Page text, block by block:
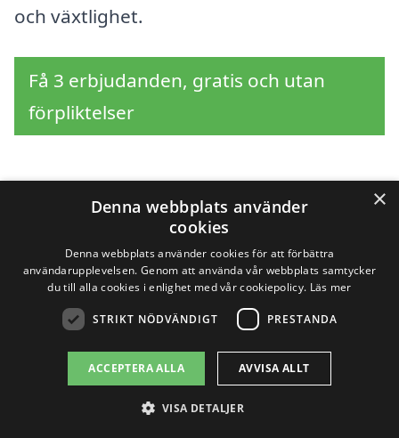
och växtlighet.
Få 3 erbjudanden, gratis och utan
förpliktelser
Sök efter en
professionell för
stubbfräsning i andra
städer nära Tågarp
Att hitta hjälp för stubbfräsning i Tågarp
×
Denna webbplats använder
cookies
Denna webbplats använder cookies för att förbättra
användarupplevelsen. Genom att använda vår webbplats samtycker
du till alla cookies i enlighet med vår cookiepolicy. Läs mer
STRIKT NÖDVÄNDIGT PRESTANDA
ACCEPTERA ALLA AVVISA ALLT
VISA DETALJER